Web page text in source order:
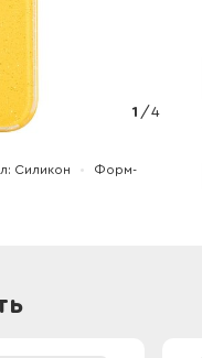
1 /4
Силикон
Форм-